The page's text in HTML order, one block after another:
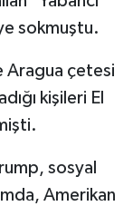
sokmuştu.
Aragua çetesi
kişileri El
sosyal
Amerikan